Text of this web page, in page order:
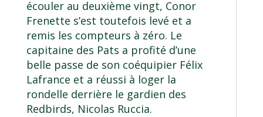
écouler au deuxième vingt, Conor
Frenette s’est toutefois levé et a
remis les compteurs à zéro. Le
capitaine des Pats a profité d’une
belle passe de son coéquipier Félix
Lafrance et a réussi à loger la
rondelle derrière le gardien des
Redbirds, Nicolas Ruccia.